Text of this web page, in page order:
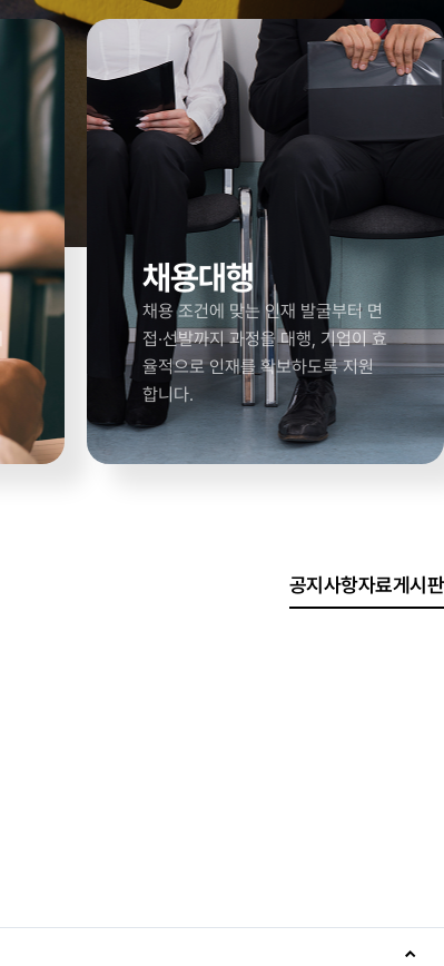
채용대행
채용 조건에 맞는 인재 발굴부터 면
접·선발까지 과정을 대행, 기업이 효
율적으로 인재를 확보하도록 지원
합니다.
공지사항자료게시판